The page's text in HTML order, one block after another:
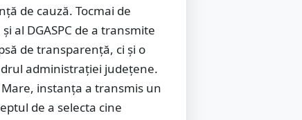
de cauză. Tocmai de
al DGASPC de a transmite
de transparență, ci și o
administrației județene.
instanța a transmis un
de a selecta cine